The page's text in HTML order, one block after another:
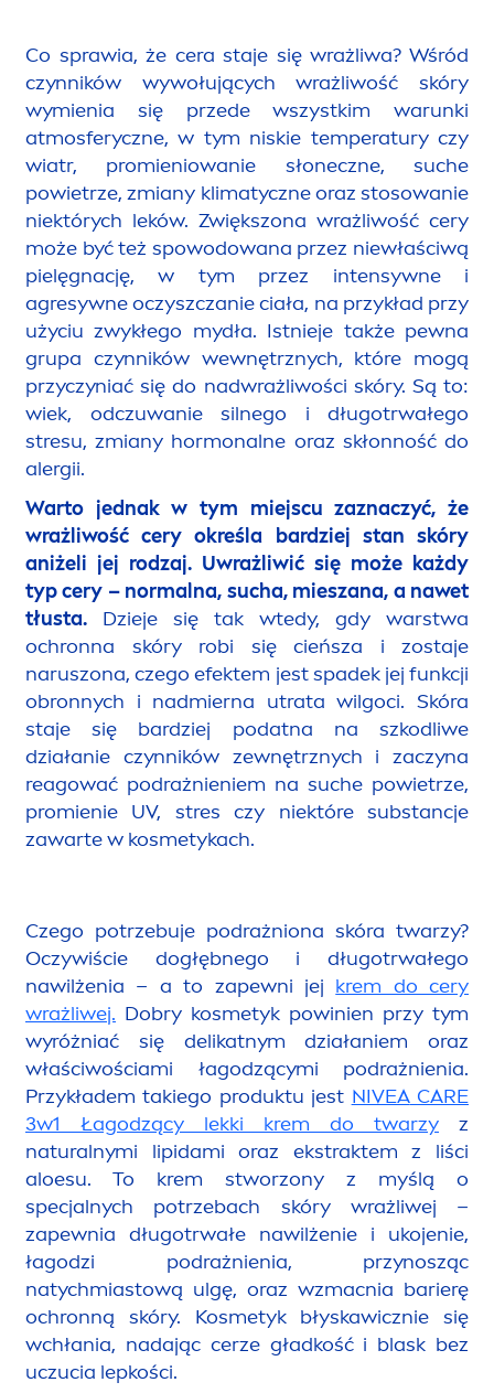
Co sprawia, że cera staje się wrażliwa? Wśród
czynników wywołujących wrażliwość skóry
wymienia się przede wszystkim warunki
atmosferyczne, w tym niskie temperatury czy
wiatr, promieniowanie słoneczne, suche
powietrze, zmiany klimatyczne oraz stosowanie
niektórych leków. Zwiększona wrażliwość cery
może być też spowodowana przez niewłaściwą
pielęgnację, w tym przez intensywne i
agresywne oczyszczanie ciała, na przykład przy
użyciu zwykłego mydła. Istnieje także pewna
grupa czynników wewnętrznych, które mogą
przyczyniać się do nadwrażliwości skóry. Są to:
wiek, odczuwanie silnego i długotrwałego
stresu, zmiany hormonalne oraz skłonność do
alergii.
Warto jednak w tym miejscu zaznaczyć, że
wrażliwość cery określa bardziej stan skóry
aniżeli jej rodzaj. Uwrażliwić się może każdy
typ cery – normalna, sucha, mieszana, a nawet
tłusta. Dzieje się tak wtedy, gdy warstwa
ochronna skóry robi się cieńsza i zostaje
naruszona, czego efektem jest spadek jej funkcji
obronnych i nadmierna utrata wilgoci. Skóra
staje się bardziej podatna na szkodliwe
działanie czynników zewnętrznych i zaczyna
reagować podrażnieniem na suche powietrze,
promienie UV, stres czy niektóre substancje
zawarte w kosmetykach.
Czego potrzebuje podrażniona skóra twarzy?
Oczywiście dogłębnego i długotrwałego
nawilżenia – a to zapewni jej krem do cery
wrażliwej. Dobry kosmetyk powinien przy tym
wyróżniać się delikatnym działaniem oraz
właściwościami łagodzącymi podrażnienia.
Przykładem takiego produktu jest NIVEA CARE
3w1 Łagodzący lekki krem do twarzy z
naturalnymi lipidami oraz ekstraktem z liści
aloesu. To krem stworzony z myślą o
specjalnych potrzebach skóry wrażliwej –
zapewnia długotrwałe nawilżenie i ukojenie,
łagodzi podrażnienia, przynosząc
natychmiastową ulgę, oraz wzmacnia barierę
ochronną skóry. Kosmetyk błyskawicznie się
wchłania, nadając cerze gładkość i blask bez
uczucia lepkości.